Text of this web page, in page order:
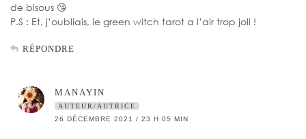
de bisous 😘
P.S : Et, j’oubliais, le green witch tarot a l’air trop joli !
RÉPONDRE
MANAYIN
AUTEUR/AUTRICE
26 DÉCEMBRE 2021 / 23 H 05 MIN